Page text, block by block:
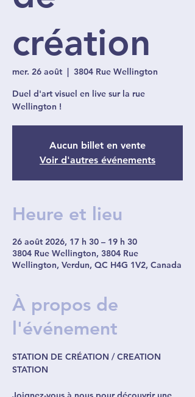
création
mer. 26 août
  |
3804 Rue Wellington
Duel d'art visuel en live sur la rue
Wellington !
Aucun billet en vente
Voir d'autres événements
Heure et lieu
26 août 2026, 17 h 30 – 19 h 30
3804 Rue Wellington, 3804 Rue
Wellington, Verdun, QC H4G 1V2, Canada
À propos de
l'événement
STATION DE CRÉATION / CREATION
STATION